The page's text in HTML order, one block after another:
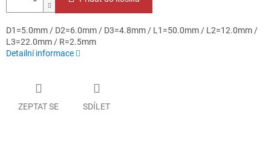
D1=5.0mm / D2=6.0mm / D3=4.8mm / L1=50.0mm / L2=12.0mm /
L3=22.0mm / R=2.5mm
Detailní informace
ZEPTAT SE SDÍLET